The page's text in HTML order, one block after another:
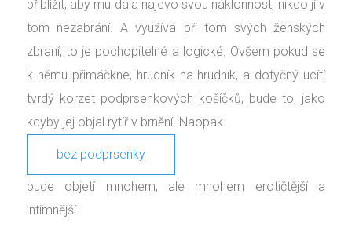
přiblížit, aby mu dala najevo svou náklonnost, nikdo jí v
tom nezabrání. A využívá při tom svých ženských
zbraní, to je pochopitelné a logické. Ovšem pokud se
k němu přimáčkne, hrudník na hrudník, a dotyčný ucítí
tvrdý korzet podprsenkových košíčků, bude to, jako
kdyby jej objal rytíř v brnění. Naopak
bez podprsenky
bude objetí mnohem, ale mnohem erotičtější a
intimnější.